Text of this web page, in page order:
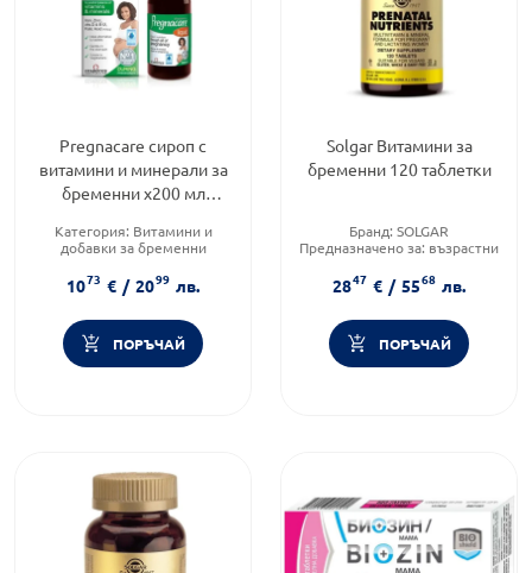
Pregnacare сироп с
витамини и минерали за
бременни х200 мл
Категория: Витамини и
добавки за бременни
Приложение:орално
1073 € / 2099 лв.
ПОРЪЧАЙ
Solgar Витамини за
бременни 120 таблетки
Бранд: SOLGAR
Предназначено за: възрастни
2847 € / 5568 лв.
ПОРЪЧАЙ